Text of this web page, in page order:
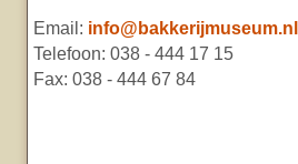
Email: info@bakkerijmuseum.nl
Telefoon: 038 - 444 17 15
Fax: 038 - 444 67 84